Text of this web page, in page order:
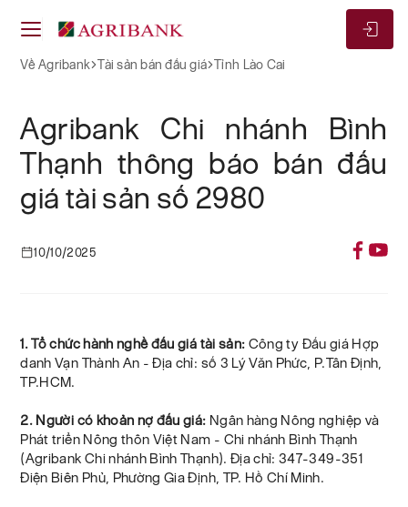
Về Agribank Tài sản bán đấu giá Tỉnh Lào Cai
Agribank Chi nhánh Bình
Thạnh thông báo bán đấu
giá tài sản số 2980
10/10/2025
1. Tổ chức hành nghề đấu giá tài sản: Công ty Đấu giá Hợp
danh Vạn Thành An - Địa chỉ: số 3 Lý Văn Phức, P.Tân Định,
TP.HCM.
2. Người có khoản nợ đấu giá: Ngân hàng Nông nghiệp và
Phát triển Nông thôn Việt Nam - Chi nhánh Bình Thạnh
(Agribank Chi nhánh Bình Thạnh). Địa chỉ: 347-349-351
Điện Biên Phủ, Phường Gia Định, TP. Hồ Chí Minh.